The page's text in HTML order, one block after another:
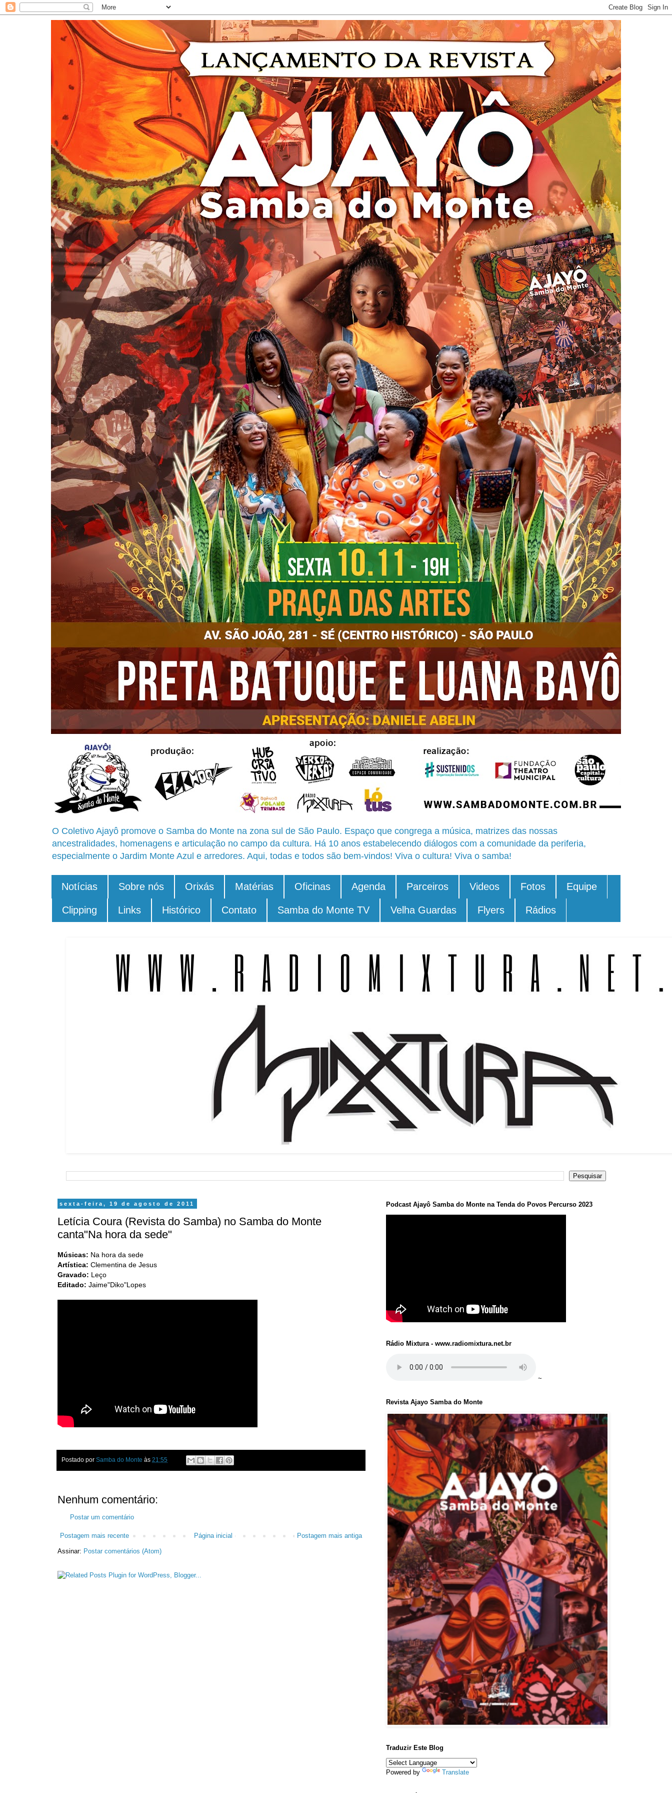
O Coletivo Ajayô promove o Samba do Monte na zona sul de São Paulo. Espaço que congrega a música, matrizes das nossas
ancestralidades, homenagens e articulação no campo da cultura. Há 10 anos estabelecendo diálogos com a comunidade da periferia,
especialmente o Jardim Monte Azul e arredores. Aqui, todas e todos são bem-vindos! Viva o cultura! Viva o samba!
Notícias Sobre nós Orixás Matérias Oficinas Agenda Parceiros Videos Fotos Equipe
Clipping Links Histórico Contato Samba do Monte TV Velha Guardas Flyers Rádios
sexta-feira, 19 de agosto de 2011
Letícia Coura (Revista do Samba) no Samba do Monte
canta"Na hora da sede"
Músicas: Na hora da sede
Artística: Clementina de Jesus
Gravado: Leço
Editado: Jaime"Diko"Lopes
Postado por Samba do Monte às 21:55
Nenhum comentário:
Postar um comentário
Postagem mais recente Postagem mais antiga
Página inicial
Assinar: Postar comentários (Atom)
Podcast Ajayô Samba do Monte na Tenda do Povos Percurso 2023
Rádio Mixtura - www.radiomixtura.net.br
~
Revista Ajayo Samba do Monte
Traduzir Este Blog
Powered by Translate